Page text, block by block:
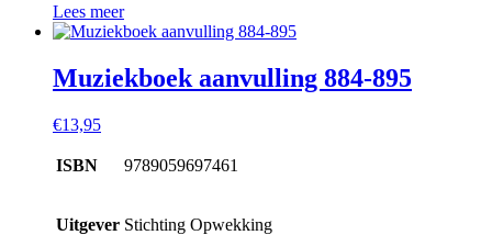
Lees meer
Muziekboek aanvulling 884-895
€13,95
ISBN 9789059697461
Uitgever Stichting Opwekking